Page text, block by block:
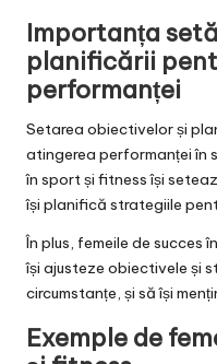
Importanța
planificării
performanței
Setarea obiectivelor și
atingerea performanței în
în sport și fitness își
își planifică strategiile
În plus, femeile de succes
își ajusteze obiectivele și
circumstanțe, și să își
Exemple de